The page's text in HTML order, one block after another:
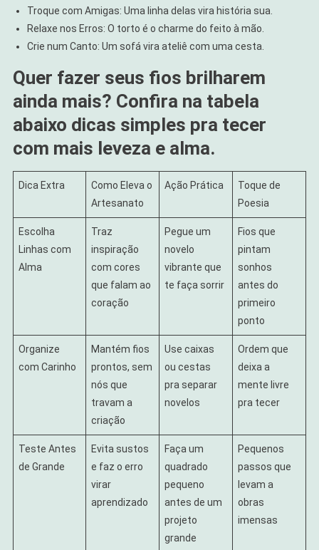
Troque com Amigas: Uma linha delas vira história sua.
Relaxe nos Erros: O torto é o charme do feito à mão.
Crie num Canto: Um sofá vira ateliê com uma cesta.
Quer fazer seus fios brilharem
ainda mais? Confira na tabela
abaixo dicas simples pra tecer
com mais leveza e alma.
Dica Extra
Como Eleva o
Artesanato
Ação Prática
Toque de
Poesia
Escolha
Linhas com
Alma
Traz
inspiração
com cores
que falam ao
coração
Pegue um
novelo
vibrante que
te faça sorrir
Fios que
pintam
sonhos
antes do
primeiro
ponto
Organize
com Carinho
Mantém fios
prontos, sem
nós que
travam a
criação
Use caixas
ou cestas
pra separar
novelos
Ordem que
deixa a
mente livre
pra tecer
Teste Antes
de Grande
Evita sustos
e faz o erro
virar
aprendizado
Faça um
quadrado
pequeno
antes de um
projeto
grande
Pequenos
passos que
levam a
obras
imensas